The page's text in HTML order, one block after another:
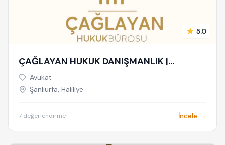
5.0
ÇAĞLAYAN HUKUK DANIŞMANLIK |
ŞANLIURFA AVUKAT
Avukat
Şanlıurfa, Haliliye
7 değerlendirme İncele →